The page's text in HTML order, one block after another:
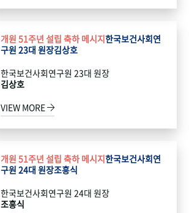
개원 51주년 설립 축하 메시지한국보건사회연
구원 23대 원장김상호
한국보건사회연구원 23대 원장
김상호
VIEW MORE
개원 51주년 설립 축하 메시지한국보건사회연
구원 24대 원장조흥식
한국보건사회연구원 24대 원장
조흥식